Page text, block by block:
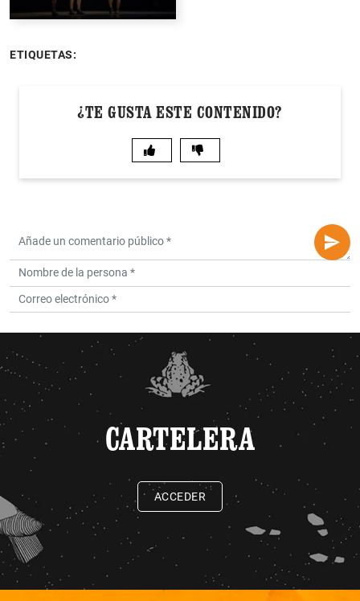
ETIQUETAS:
¿TE GUSTA ESTE CONTENIDO?
CARTELERA
ACCEDER